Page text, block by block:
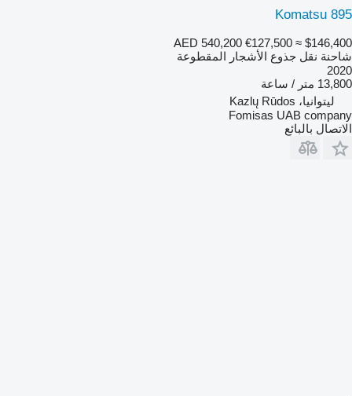
Komatsu 895
AED 540,200 €127,500 ≈ $146,400
شاحنة نقل جذوع الأشجار المقطوعة
2020
13,800 متر / ساعة
ليتوانيا، Kazlų Rūdos
Fomisas UAB company
الاتصال بالبائع